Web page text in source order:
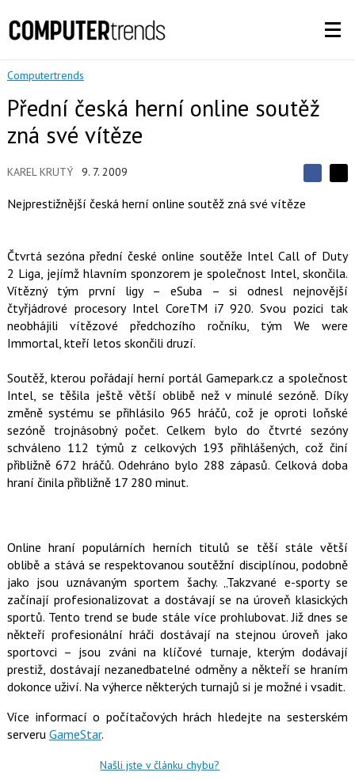
Computertrends
Přední česká herní online soutěž
zná své vítěze
KAREL KRUTÝ 9. 7. 2009
S
d
e
t
S
t
n
a
F
a
o
k
u
t
e
n
a
s
t
Nejprestižnější česká herní online soutěž zná své vítěze
Čtvrtá sezóna přední české online soutěže Intel Call of Duty
2 Liga, jejímž hlavním sponzorem je společnost Intel, skončila.
Vítězný tým první ligy – eSuba – si odnesl nejnovější
čtyřjádrové procesory Intel CoreTM i7 920. Svou pozici tak
neobhájili vítězové předchozího ročníku, tým We were
Immortal, kteří letos skončili druzí.
Soutěž, kterou pořádají herní portál Gamepark.cz a společnost
Intel, se těšila ještě větší oblibě než v minulé sezóně. Díky
změně systému se přihlásilo 965 hráčů, což je oproti loňské
sezóně trojnásobný počet. Celkem bylo do čtvrté sezóny
schváleno 112 týmů z celkových 193 přihlášených, což činí
přibližně 672 hráčů. Odehráno bylo 288 zápasů. Celková doba
hraní činila přibližně 17 280 minut.
Online hraní populárních herních titulů se těší stále větší
oblibě a stává se respektovanou soutěžní disciplínou, podobně
jako jsou uznávaným sportem šachy. „Takzvané e-sporty se
začínají profesionalizovat a dostávají se na úroveň klasických
sportů. Tento trend se bude stále více prohlubovat. Již dnes se
někteří profesionální hráči dostávají na stejnou úroveň jako
sportovci – jsou zváni na klíčové turnaje, kterým dodávají
prestiž, dostávají nezanedbatelné odměny a někteří se hraním
dokonce uživí. Na výherce některých turnajů si je možné i vsadit.
Více informací o počítačových hrách hledejte na sesterském
serveru GameStar.
Našli jste v článku chybu?